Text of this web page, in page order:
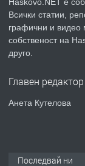
ПРЕДЛАГА
Всички статии,
графични и видео
собственост на
друго.
Главен редактор
Анета Кутелова
Последвай ни